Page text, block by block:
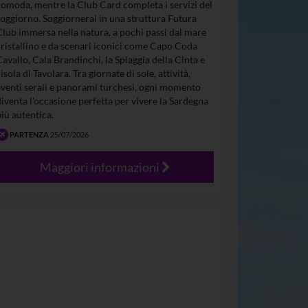
mentre la Club Card completa i servizi del
Soggiornerai in una struttura Futura
immersa nella natura, a pochi passi dal mare
e da scenari iconici come Capo Coda
Cala Brandinchi, la Spiaggia della Cinta e
di Tavolara. Tra giornate di sole, attività,
serali e panorami turchesi, ogni momento
l’occasione perfetta per vivere la Sardegna
autentica.
PARTENZA 25/07/2026
Maggiori informazioni